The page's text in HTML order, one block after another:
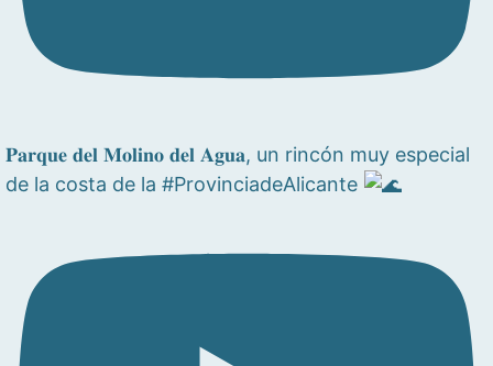
𝐏𝐚𝐫𝐪𝐮𝐞 𝐝𝐞𝐥 𝐌𝐨𝐥𝐢𝐧𝐨 𝐝𝐞𝐥 𝐀𝐠𝐮𝐚, un rincón muy especial
de la costa de la #ProvinciadeAlicante